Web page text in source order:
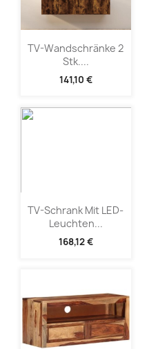
TV-Wandschränke 2
Stk....
141,10 €
TV-Schrank Mit LED-
Leuchten...
168,12 €